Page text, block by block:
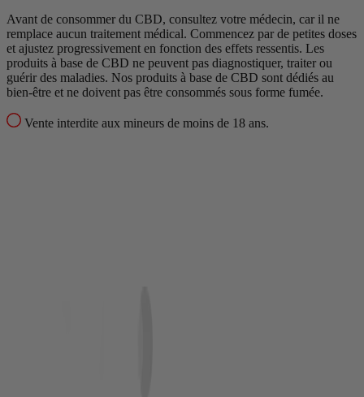
Avant de consommer du CBD, consultez votre médecin, car il ne
remplace aucun traitement médical. Commencez par de petites doses
et ajustez progressivement en fonction des effets ressentis. Les
produits à base de CBD ne peuvent pas diagnostiquer, traiter ou
guérir des maladies. Nos produits à base de CBD sont dédiés au
bien-être et ne doivent pas être consommés sous forme fumée.
Vente interdite aux mineurs de moins de 18 ans.